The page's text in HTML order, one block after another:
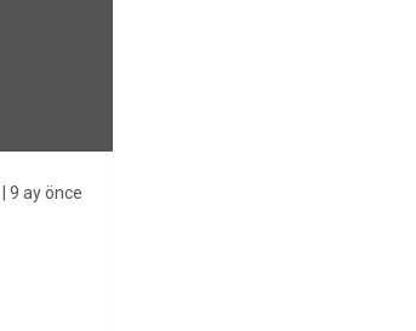
| 9 ay önce